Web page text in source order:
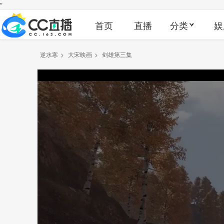
"
首页 直播 分类
逆水寒 > 大宋映画 > 剑雄第三集